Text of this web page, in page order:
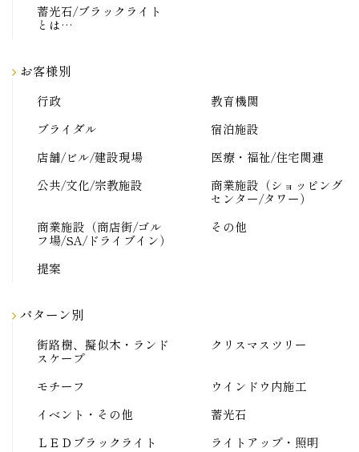
蓄光石/ブラックライト
とは…
お客様別
行政
教育機関
ブライダル
宿泊施設
店舗/ビル/建設現場
医療・福祉/住宅関連
公共/文化/宗教施設
商業施設（ショッピング
センター/タワー）
商業施設（商店街/ゴル
フ場/SA/ドライブイン）
その他
提案
パターン別
街路樹、擬似木・ランド
スケープ
クリスマスツリー
モチーフ
ウインドウ内施工
イベント・その他
蓄光石
ＬＥＤブラックライト
ライトアップ・照明